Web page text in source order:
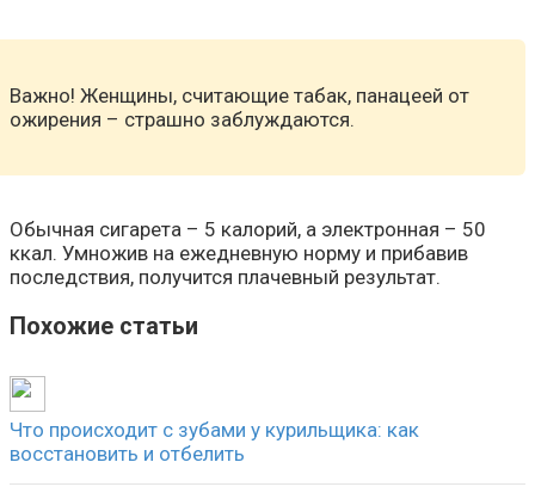
Важно! Женщины, считающие табак, панацеей от
ожирения – страшно заблуждаются.
Обычная сигарета – 5 калорий, а электронная – 50
ккал. Умножив на ежедневную норму и прибавив
последствия, получится плачевный результат.
Похожие статьи
Что происходит с зубами у курильщика: как
восстановить и отбелить